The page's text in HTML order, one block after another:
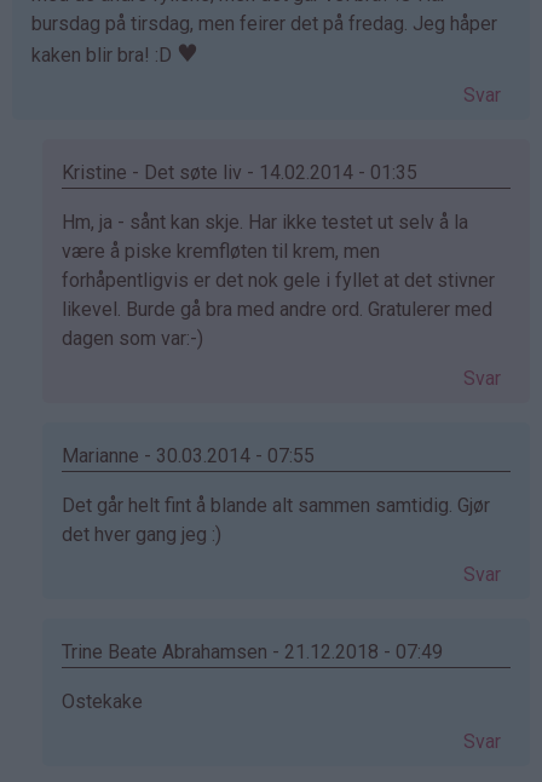
bursdag på tirsdag, men feirer det på fredag. Jeg håper
kaken blir bra! :D ♥
Svar
Kristine - Det søte liv - 14.02.2014 - 01:35
Som
svar
på
av
Tina
Hm, ja - sånt kan skje. Har ikke testet ut selv å la
være å piske kremfløten til krem, men
forhåpentligvis er det nok gele i fyllet at det stivner
likevel. Burde gå bra med andre ord. Gratulerer med
dagen som var:-)
Svar
Marianne - 30.03.2014 - 07:55
Som
svar
(ikke
Det går helt fint å blande alt sammen samtidig. Gjør
det hver gang jeg :)
Svar
Trine Beate Abrahamsen - 21.12.2018 - 07:49
Som
Ostekake
Svar